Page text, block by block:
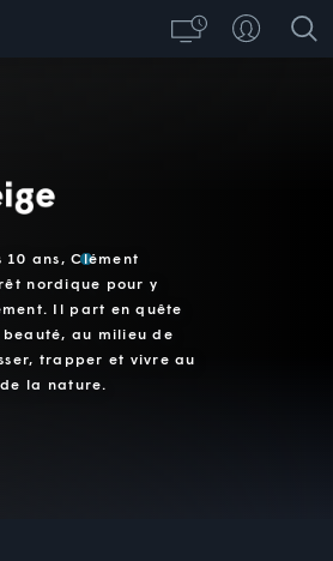
ans, Clément
nordique pour y
Il part en quête
au milieu de
trapper et vivre au
la nature.